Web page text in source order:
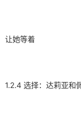
让她等着
1.2.4 选择：达莉亚和